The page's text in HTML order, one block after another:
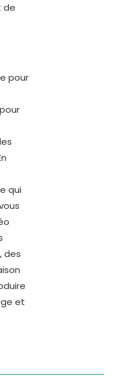
de
pour
qui
des
et